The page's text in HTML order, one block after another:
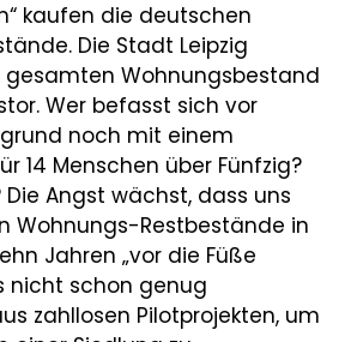
kaufen die deutschen
Die Stadt Leipzig
Wohnungsbestand
Wer befasst sich vor
noch mit einem
14 Menschen über Fünfzig?
Angst wächst, dass uns
Wohnungs-Restbestände in
Jahren „vor die Füße
nicht schon genug
zahllosen Pilotprojekten, um